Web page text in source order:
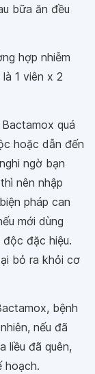
bữa ăn đều
hợp nhiễm
1 viên x 2
quá
hoặc dẫn đến
ngờ bạn
nên nhập
pháp can
mới dùng
đặc hiệu.
bỏ ra khỏi cơ
bệnh
nếu đã
liều đã quên,
hoạch.